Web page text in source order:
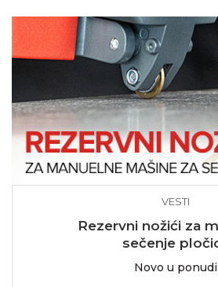
VESTI
Rezervni nožići za
sečenje
Novo u ponudi